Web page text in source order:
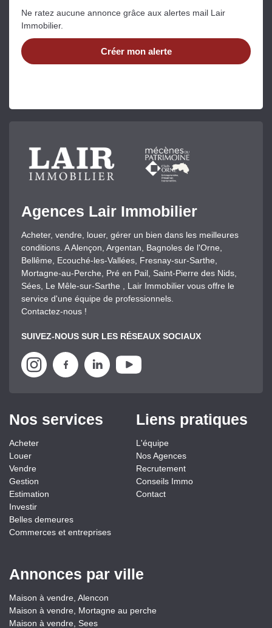
Ne ratez aucune annonce grâce aux alertes mail Lair
Immobilier.
Créer mon alerte
Agences Lair Immobilier
Acheter, vendre, louer, gérer un bien dans les meilleures
conditions. A Alençon, Argentan, Bagnoles de l'Orne,
Bellême, Ecouché-les-Vallées, Fresnay-sur-Sarthe,
Mortagne-au-Perche, Pré en Pail, Saint-Pierre des Nids,
Sées, Le Mêle-sur-Sarthe , Lair Immobilier vous offre le
service d'une équipe de professionnels.
Contactez-nous !
SUIVEZ-NOUS SUR LES RÉSEAUX SOCIAUX
Nos services
Acheter
Louer
Vendre
Gestion
Estimation
Investir
Belles demeures
Commerces et entreprises
Liens pratiques
L'équipe
Nos Agences
Recrutement
Conseils Immo
Contact
Annonces par ville
Maison à vendre, Alencon
Maison à vendre, Mortagne au perche
Maison à vendre, Sees